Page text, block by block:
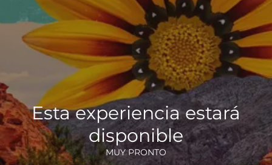
Esta experiencia estará
disponible
MUY PRONTO